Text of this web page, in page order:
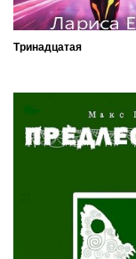
Тринадцатая